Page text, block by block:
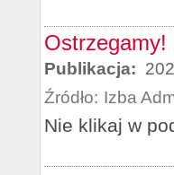
Ostrzegamy!
Publikacja:
Źródło: Izba
Nie klikaj w